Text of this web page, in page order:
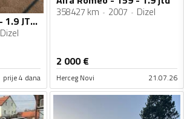
Alfa Romeo - 159 - 1.9 JTDM
Dizel
prije 4 dana
358427 km 2007 Dizel
2 000€
Herceg Novi 21.07.26